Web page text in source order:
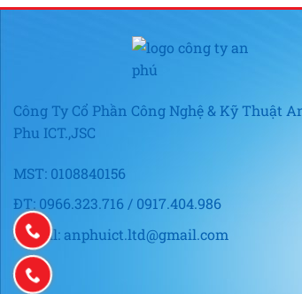
Công Ty Cổ Phần Công Nghệ & Kỹ Thuật
Phu ICT.,JSC
MST: 0108840156
ĐT: 0966.323.716 / 0917.404.986
E-mail: anphuict.ltd@gmail.com